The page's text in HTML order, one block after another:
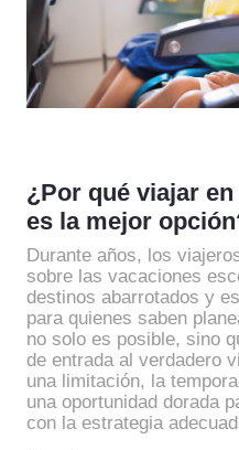
¿Por qué viajar
es la mejor
Durante años, los
sobre las vacaciones
destinos abarrotados y
para quienes saben
no solo es posible, sino
de entrada al verdadero
una limitación, la
una oportunidad dorada
con la estrategia